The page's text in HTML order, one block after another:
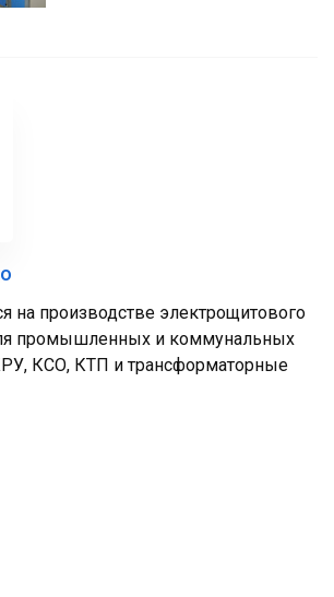
на производстве электрощитового
промышленных и коммунальных
КСО, КТП и трансформаторные